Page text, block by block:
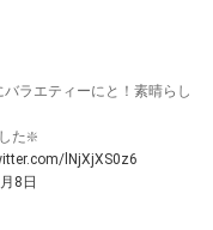
ラエティーにと！素晴らし
た❇️
lNjXjXS0z6
8日